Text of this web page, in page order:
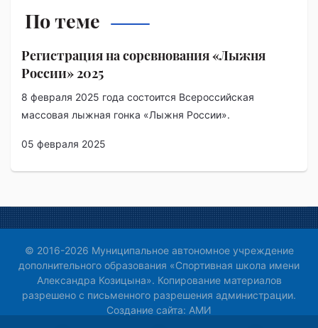
По теме
Регистрация на соревнования «Лыжня
России» 2025
8 февраля 2025 года состоится Всероссийская
массовая лыжная гонка «Лыжня России».
05 февраля 2025
© 2016-2026 Муниципальное автономное учреждение
дополнительного образования «Спортивная школа имени
Александра Козицына». Копирование материалов
разрешено с письменного разрешения администрации.
Создание сайта: АМИ